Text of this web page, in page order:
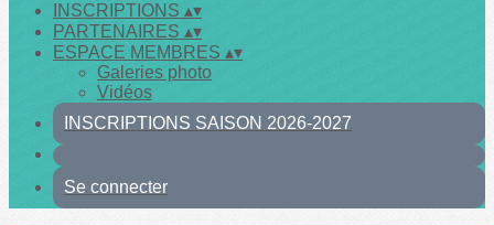
INSCRIPTIONS ▴▾
PARTENAIRES ▴▾
ESPACE MEMBRES ▴▾
Galeries photo
Vidéos
INSCRIPTIONS SAISON 2026-2027
Se connecter